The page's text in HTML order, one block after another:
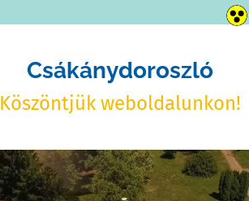
Csákánydoroszló
Köszöntjük weboldalunkon!